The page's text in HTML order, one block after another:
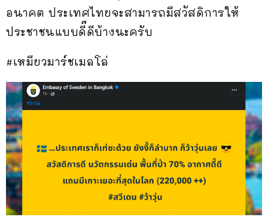
อนาคต ประเทศไทยจะสามารถมีสวัสดิการให้
ประชาชนแบบดี๊ดีบ้างนะครับ
#เหมียวมาร์ชเมลโล่